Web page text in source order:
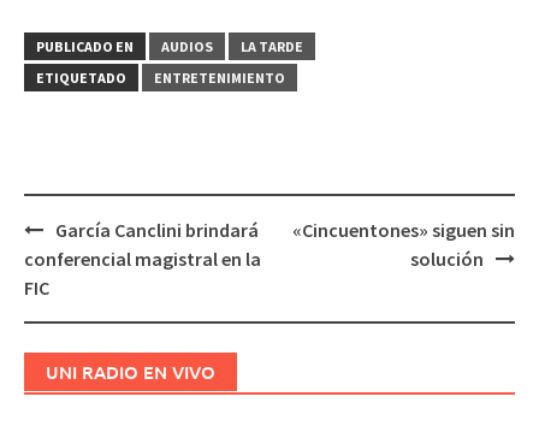
PUBLICADO EN AUDIOS
LA TARDE
ETIQUETADO
ENTRETENIMIENTO
Navegación
de
García Canclini brindará
conferencial magistral en la
FIC
«Cincuentones» siguen sin
solución
UNI RADIO EN VIVO